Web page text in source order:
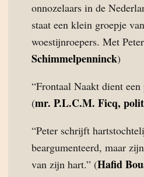
onnozelaars in de
staat een klein groepje
woestijnroepers. Met
Schimmelpenninck)
“Frontaal Naakt dient
(mr. P.L.C.M. Ficq,
“Peter schrijft
beargumenteerd, maar
van zijn hart.” (Hafid